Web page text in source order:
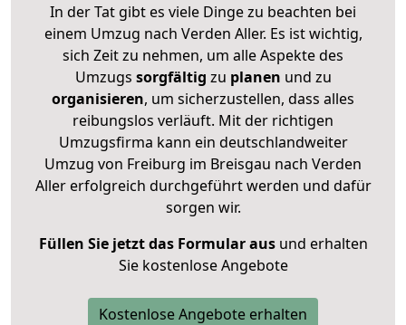
In der Tat gibt es viele Dinge zu beachten bei
einem Umzug nach Verden Aller. Es ist wichtig,
sich Zeit zu nehmen, um alle Aspekte des
Umzugs sorgfältig zu planen und zu
organisieren, um sicherzustellen, dass alles
reibungslos verläuft. Mit der richtigen
Umzugsfirma kann ein deutschlandweiter
Umzug von Freiburg im Breisgau nach Verden
Aller erfolgreich durchgeführt werden und dafür
sorgen wir.
Füllen Sie jetzt das Formular ausund erhalten
Sie kostenlose Angebote
Kostenlose Angebote erhalten